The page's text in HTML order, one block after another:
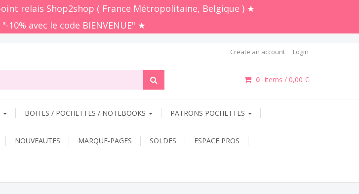
Create an account Login
0 items / 0,00 €
BOITES / POCHETTES / NOTEBOOKS PATRONS POCHETTES
NOUVEAUTES MARQUE-PAGES SOLDES ESPACE PROS